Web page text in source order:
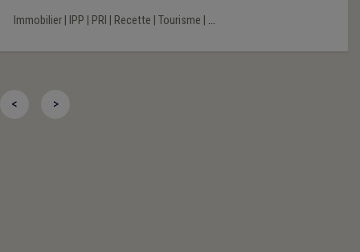
Immobilier| IPP PRI Recette Tourisme ...
< >